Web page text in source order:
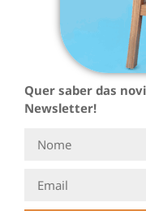
Quer saber das
Newsletter!